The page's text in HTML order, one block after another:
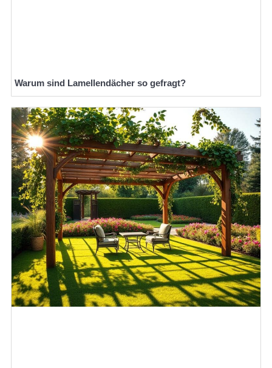
Warum sind Lamellendächer so gefragt?